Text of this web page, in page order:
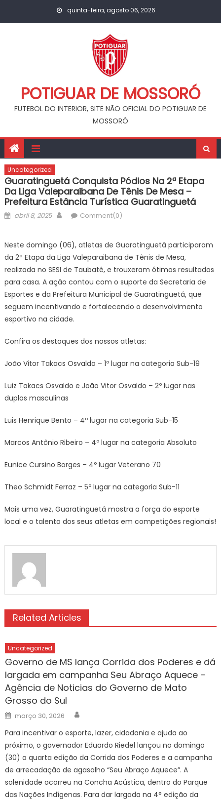
quinta-feira, agosto 06, 2026
POTIGUAR DE MOSSORÓ
FUTEBOL DO INTERIOR, SITE NÃO OFICIAL DO POTIGUAR DE
MOSSORÓ
Uncategorized
Guaratinguetá Conquista Pódios Na 2ª Etapa
Da Liga Valeparaibana De Tênis De Mesa –
Prefeitura Estância Turística Guaratinguetá
Posted
abril 8, 2025 AuthorComment(0)
Neste domingo (06), atletas de Guaratinguetá participaram
da 2ª Etapa da Liga Valeparaibana de Tênis de Mesa,
realizada no SESI de Taubaté, e trouxeram ótimos resultados
para casa. A ação contou com o suporte da Secretaria de
Esportes e da Prefeitura Municipal de Guaratinguetá, que
seguem incentivando e fortalecendo o desenvolvimento
esportivo na cidade.
Confira os destaques dos nossos atletas:
João Vitor Takacs Osvaldo – 1º lugar na categoria Sub-19
Luiz Takacs Osvaldo e João Vitor Osvaldo – 2º lugar nas
duplas masculinas
Luis Henrique Bento – 4º lugar na categoria Sub-15
Marcos Antônio Ribeiro – 4º lugar na categoria Absoluto
Eunice Cursino Borges – 4º lugar Veterano 70
Theo Schmidt Ferraz – 5º lugar na categoria Sub-11
Mais uma vez, Guaratinguetá mostra a força do esporte
local e o talento dos seus atletas em competições regionais!
Related Articles
Uncategorized
Governo de MS lança Corrida dos Poderes e dá
largada em campanha Seu Abraço Aquece –
Agência de Noticias do Governo de Mato
Grosso do Sul
Posted
on
março 30, 2026
Para incentivar o esporte, lazer, cidadania e ajuda ao
próximo, o governador Eduardo Riedel lançou no domingo
(30) a quarta edição da Corrida dos Poderes e a campanha
de arrecadação de agasalho “Seu Abraço Aquece”. A
solenidade ocorreu na Concha Acústica, dentro do Parque
das Nações Indígenas. Para dar largada na 4° edição da